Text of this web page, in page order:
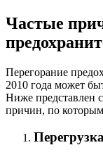
Частые
Перегорание
2010 года может
Ниже представлен
причин, по